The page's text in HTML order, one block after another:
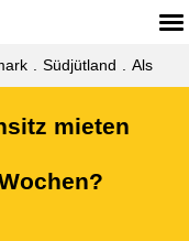
Südjütland Als
mieten